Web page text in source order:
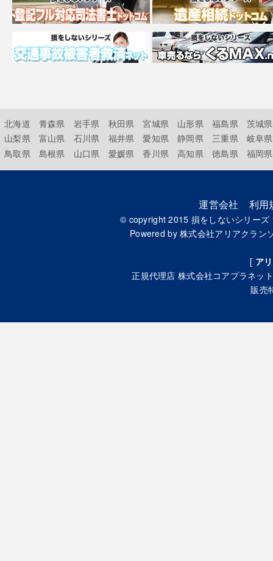
北海道 青森県 岩手県 秋田県 宮城県 山形県 福島県
茨城県
山梨県
富山県 石川県 福井県 愛知県 静岡県 三重県
岐阜県
鳥取県
島根県 山口県 愛媛県 香川県 高知県 徳島県 福岡県
運営会社 利用
© copyright 2015 損をしないシリー
Powered by株式会社アリアクラン
[ ア
正規代理店 株式会社コアプラネッ
販売